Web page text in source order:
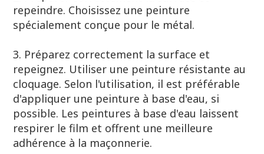
repeindre. Choisissez une peinture
spécialement conçue pour le métal.
3. Préparez correctement la surface et
repeignez. Utiliser une peinture résistante au
cloquage. Selon l'utilisation, il est préférable
d'appliquer une peinture à base d'eau, si
possible. Les peintures à base d'eau laissent
respirer le film et offrent une meilleure
adhérence à la maçonnerie.